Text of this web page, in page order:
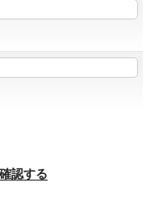
認する